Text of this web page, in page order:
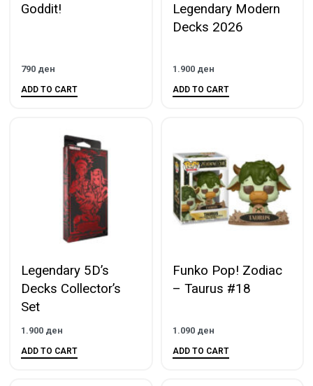
Goddit!
790 ден
ADD TO CART
Legendary Modern
Decks 2026
1.900 ден
ADD TO CART
Legendary 5D’s
Decks Collector’s
Set
1.900 ден
ADD TO CART
Funko Pop! Zodiac
– Taurus #18
1.090 ден
ADD TO CART